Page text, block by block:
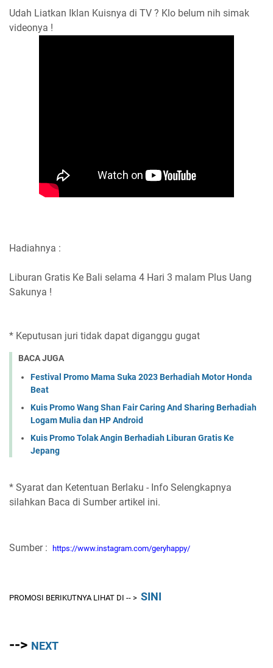
Udah Liatkan Iklan Kuisnya di TV ? Klo belum nih simak
videonya !
Hadiahnya :
Liburan Gratis Ke Bali selama 4 Hari 3 malam Plus Uang
Sakunya !
* Keputusan juri tidak dapat diganggu gugat
BACA JUGA
Festival Promo Mama Suka 2023 Berhadiah Motor Honda
Beat
Kuis Promo Wang Shan Fair Caring And Sharing Berhadiah
Logam Mulia dan HP Android
Kuis Promo Tolak Angin Berhadiah Liburan Gratis Ke
Jepang
* Syarat dan Ketentuan Berlaku - Info Selengkapnya
silahkan Baca di Sumber artikel ini.
Sumber : https://www.instagram.com/geryhappy/
PROMOSI BERIKUTNYA LIHAT DI -- > SINI
--> NEXT